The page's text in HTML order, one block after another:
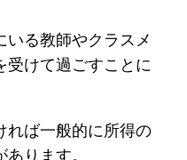
いる教師やクラスメ
受けて過ごすことに
れば一般的に所得の
ります。